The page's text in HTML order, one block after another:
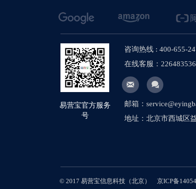
【网站建
【网站建
【社媒运
【网站建
【网站建
【外贸网
【网站建
易营宝官方服务
号
咨询热线 : 400-655-
在线客服：
 
邮箱：
地址：北京市西城区
© 2017 易营宝信息科技（北京）
京ICP备